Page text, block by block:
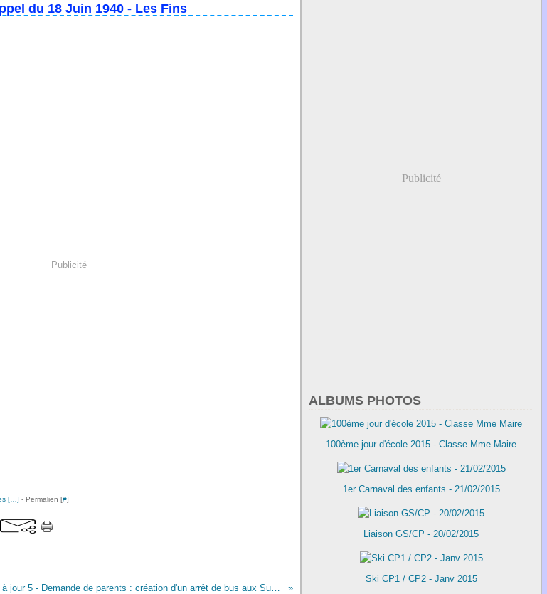
du 18 Juin 1940 - Les Fins
Publicité
[ ] - Permalien [#]
Mise à jour 5 - Demande de parents : création d'un arrêt de bus aux Suchaux (fromagerie)
Publicité
ALBUMS PHOTOS
100ème jour d'école 2015 - Classe Mme Maire
1er Carnaval des enfants - 21/02/2015
Liaison GS/CP - 20/02/2015
Ski CP1 / CP2 - Janv 2015